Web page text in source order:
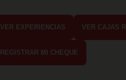
VER EXPERIENCIAS VER CAJAS
REGISTRAR MI CHEQUE